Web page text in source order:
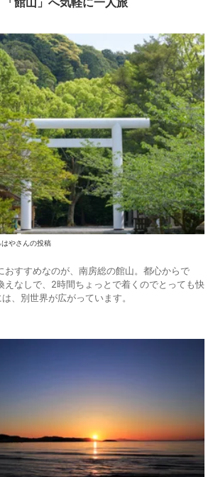
はやさんの投稿
おすすめなのが、南房総の館山。都心からで
えなしで、2時間ちょっとで着くのでとっても快
、別世界が広がっています。